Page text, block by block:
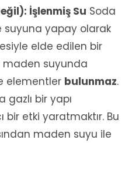
İşlenmiş Su Soda
suyuna yapay olarak
elde edilen bir
maden suyunda
elementler bulunmaz.
bir yapı
bir etki yaratmaktır. Bu
maden suyu ile